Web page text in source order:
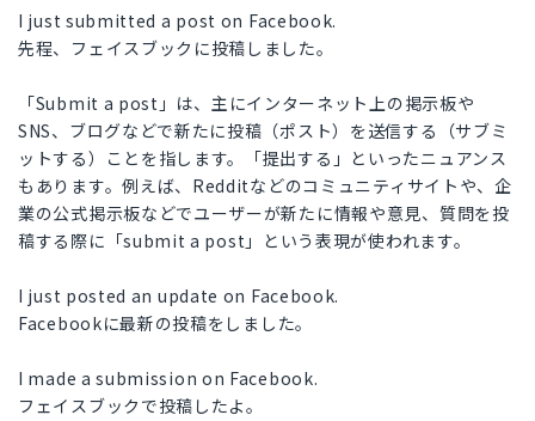
I just submitted a post on Facebook.
先程、フェイスブックに投稿しました。
「Submit a post」は、主にインターネット上の掲示板や
SNS、ブログなどで新たに投稿（ポスト）を送信する（サブミ
ットする）ことを指します。「提出する」といったニュアンス
もあります。例えば、Redditなどのコミュニティサイトや、企
業の公式掲示板などでユーザーが新たに情報や意見、質問を投
稿する際に「submit a post」という表現が使われます。
I just posted an update on Facebook.
Facebookに最新の投稿をしました。
I made a submission on Facebook.
フェイスブックで投稿したよ。